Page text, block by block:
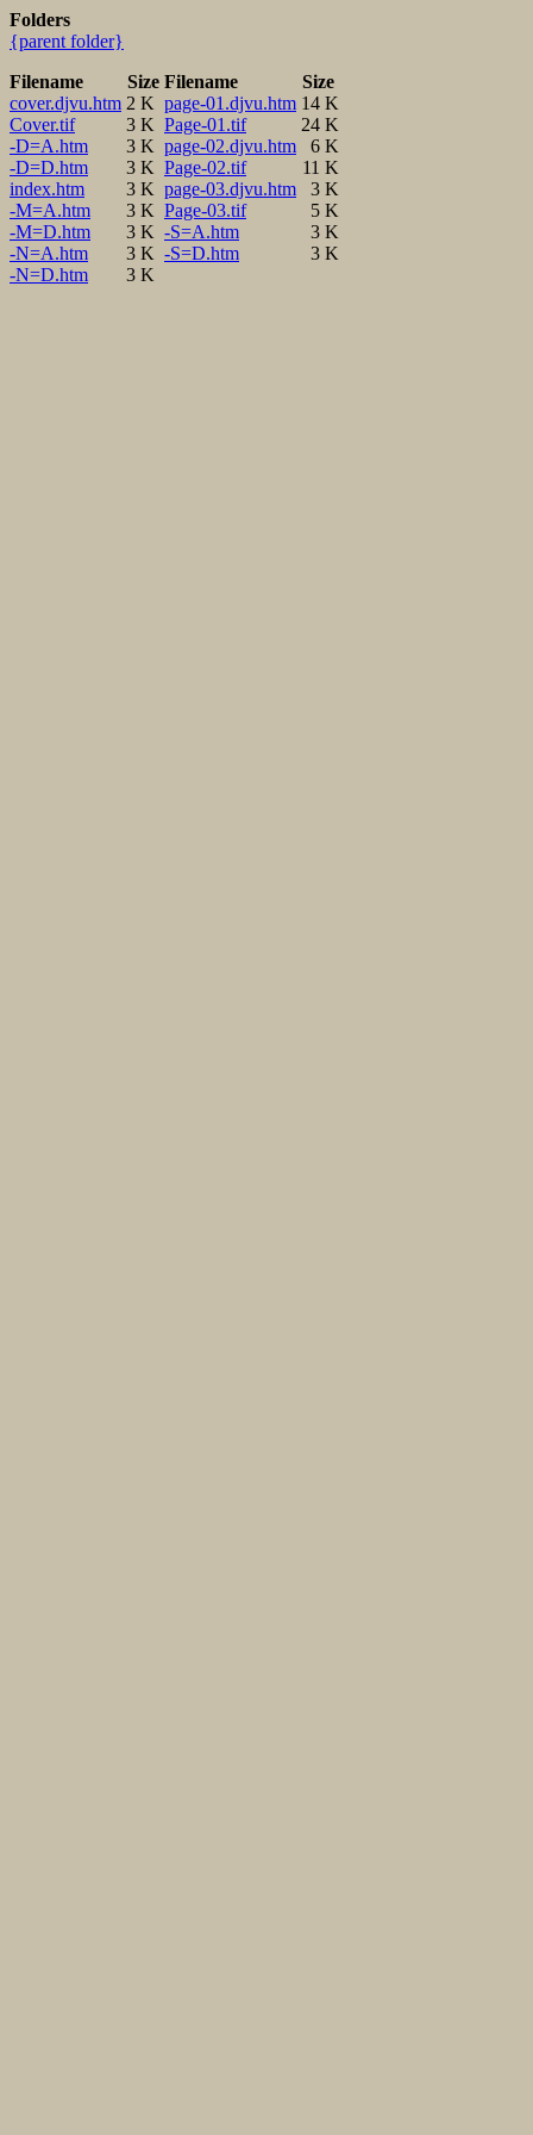
Folders
{parent folder}
Filename
Size Filename
Size
cover.djvu.htm 2 K page-01.djvu.htm 14 K
Cover.tif
3 K Page-01.tif
24 K
-D=A.htm
3 K page-02.djvu.htm
6 K
-D=D.htm
3 K Page-02.tif
11 K
index.htm
3 K page-03.djvu.htm
3 K
-M=A.htm
3 K Page-03.tif
5 K
-M=D.htm
3 K -S=A.htm
3 K
-N=A.htm
3 K -S=D.htm
3 K
-N=D.htm
3 K